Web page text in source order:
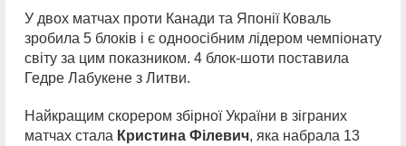
У двох матчах проти Канади та Японії Коваль
зробила 5 блоків і є одноосібним лідером чемпіонату
світу за цим показником. 4 блок-шоти поставила
Гедре Лабукене з Литви.
Найкращим скорером збірної України в зіграних
матчах стала Кристина Філевич, яка набрала 13